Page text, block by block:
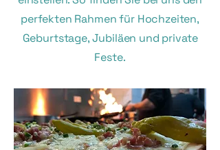
perfekten Rahmen für Hochzeiten,
Geburtstage, Jubiläen und private
Feste.